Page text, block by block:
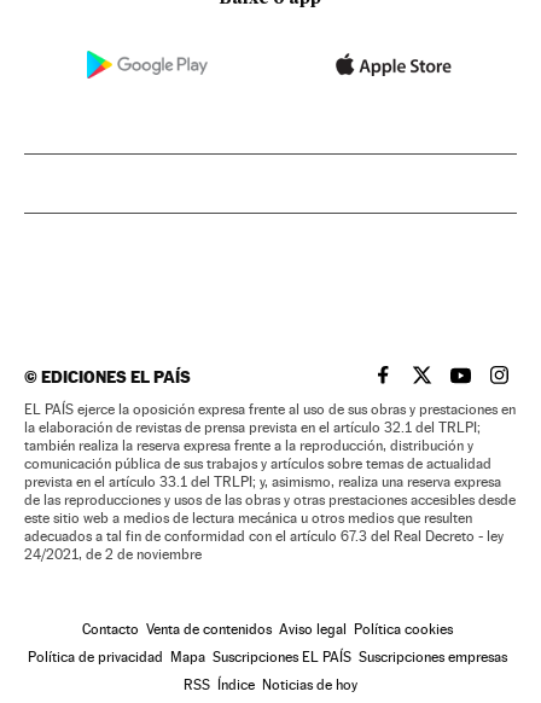
©EDICIONES EL PAÍS EL PAÍS BRASIL EN
EL PAÍSEL PAÍS
EL
EL PAÍS ejerce la oposición expresa frente al uso de sus obras y prestaciones en
la elaboración de revistas de prensa prevista en el artículo 32.1 del TRLPI;
también realiza la reserva expresa frente a la reproducción, distribución y
comunicación pública de sus trabajos y artículos sobre temas de actualidad
prevista en el artículo 33.1 del TRLPI; y, asimismo, realiza una reserva expresa
de las reproducciones y usos de las obras y otras prestaciones accesibles desde
este sitio web a medios de lectura mecánica u otros medios que resulten
adecuados a tal fin de conformidad con el artículo 67.3 del Real Decreto - ley
24/2021, de 2 de noviembre
Contacto Venta de contenidos Aviso legal
Política cookies
Política de privacidad
Mapa Suscripciones EL PAÍS Suscripciones empresas
RSS
Índice Noticias de hoy